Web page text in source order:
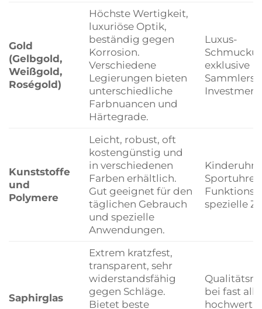
Gold
(Gelbgold,
Weißgold,
Roségold)
Höchste Wertigkeit,
luxuriöse Optik,
beständig gegen
Korrosion.
Verschiedene
Legierungen bieten
unterschiedliche
Farbnuancen und
Härtegrade.
Luxus-
exklusive
Kunststoffe
und
Polymere
Leicht, robust, oft
kostengünstig und
in verschiedenen
Farben erhältlich.
Gut geeignet für den
täglichen Gebrauch
und spezielle
Anwendungen.
spezielle
Saphirglas
Extrem kratzfest,
transparent, sehr
widerstandsfähig
gegen Schläge.
Bietet beste
bei fast